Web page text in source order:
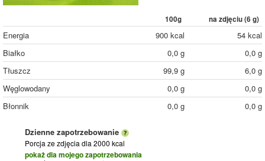
100g na zdjęciu (6 g)
Energia 900 kcal
54 kcal
Białko
0,0 g
0,0 g
Tłuszcz
99,9 g
6,0 g
Węglowodany
0,0 g
0,0 g
Błonnik
0,0 g 0,0 g
Dzienne zapotrzebowanie
Porcja ze zdjęcia dla 2000 kcal
pokaż dla mojego zapotrzebowania